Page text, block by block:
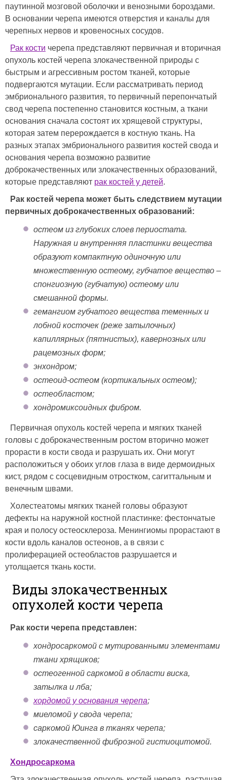
паутинной мозговой оболочки и венозными бороздами.
В основании черепа имеются отверстия и каналы для
черепных нервов и кровеносных сосудов.
Рак кости черепа представляют первичная и вторичная
опухоль костей черепа злокачественной природы с
быстрым и агрессивным ростом тканей, которые
подвергаются мутации. Если рассматривать период
эмбрионального развития, то первичный перепончатый
свод черепа постепенно становится костным, а ткани
основания сначала состоят их хрящевой структуры,
которая затем перерождается в костную ткань. На
разных этапах эмбрионального развития костей свода и
основания черепа возможно развитие
доброкачественных или злокачественных образований,
которые представляют рак костей у детей.
Рак костей черепа может быть следствием мутации
первичных доброкачественных образований:
остеом из глубоких слоев периостата.
Наружная и внутренняя пластинки вещества
образуют компактную одиночную или
множественную остеому, губчатое вещество –
спонгиозную (губчатую) остеому или
смешанной формы.
гемангиом губчатого вещества теменных и
лобной косточек (реже затылочных)
капиллярных (пятнистых), кавернозных или
рацемозных форм;
энхондром;
остеоид-остеом (кортикальных остеом);
остеобластом;
хондромиксоидных фибром.
Первичная опухоль костей черепа и мягких тканей
головы с доброкачественным ростом вторично может
прорасти в кости свода и разрушать их. Они могут
расположиться у обоих углов глаза в виде дермоидных
кист, рядом с сосцевидным отростком, сагиттальным и
венечным швами.
Холестеатомы мягких тканей головы образуют
дефекты на наружной костной пластинке: фестончатые
края и полосу остеосклероза. Менингиомы прорастают в
кости вдоль каналов остеонов, а в связи с
пролиферацией остеобластов разрушается и
утолщается ткань кости.
Виды злокачественных
опухолей кости черепа
Рак кости черепа представлен:
хондросаркомой с мутированными элементами
ткани хрящиков;
остеогенной саркомой в области виска,
затылка и лба;
хордомой у основания черепа;
миеломой у свода черепа;
саркомой Юинга в тканях черепа;
злокачественной фиброзной гистиоцитомой.
Хондросаркома